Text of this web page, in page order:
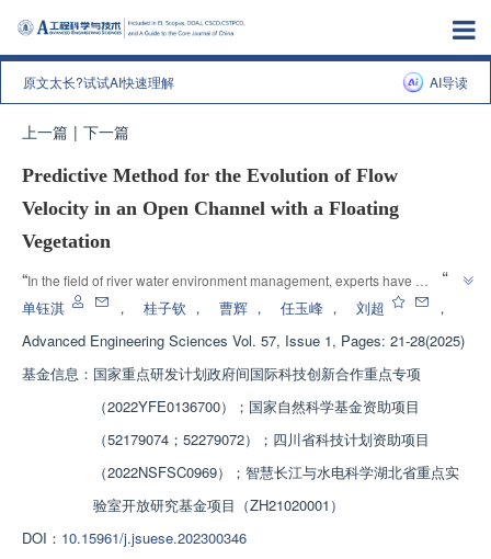
原文太长?试试AI快速理解 AI导读
上一篇 | 下一篇
Predictive Method for the Evolution of Flow
Velocity in an Open Channel with a Floating
Vegetation
“In the field of river water environment management, experts have
established a method for predicting the distribution of water flow velocity
providing technical support for ecological restoration.
”
单钰淇 ， 桂子钦 ， 曹辉 ， 任玉峰 ， 刘超
，
Advanced Engineering Sciences Vol. 57, Issue 1, Pages: 21-28(2025)
基金信息： 国家重点研发计划政府间国际科技创新合作重点专项
（2022YFE0136700）；国家自然科学基金资助项目
（52179074；52279072）；四川省科技计划资助项目
（2022NSFSC0969）；智慧长江与水电科学湖北省重点实
验室开放研究基金项目（ZH21020001）
DOI： 10.15961/j.jsuese.202300346